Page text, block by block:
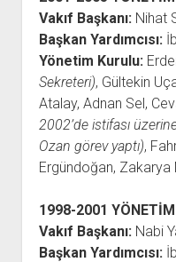
Vakıf Başkanı: Nihat
Başkan Yardımcısı:
Yönetim Kurulu:
Sekreteri), Gültekin
Atalay, Adnan Sel,
2002’de istifası
Ozan görev yaptı),
Ergündoğan, Zakarya
1998-2001
Vakıf Başkanı: Nabi
Başkan Yardımcısı: